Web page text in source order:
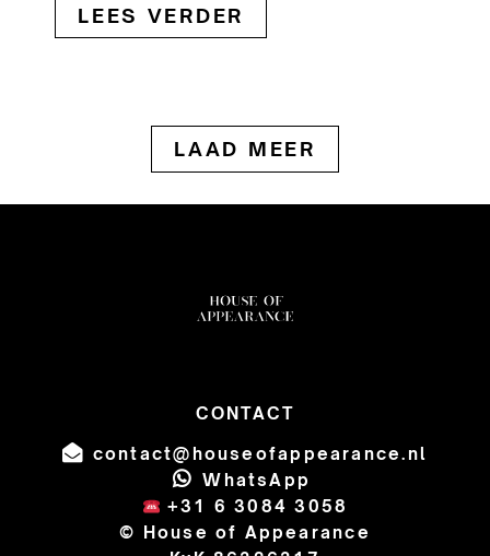
LEES VERDER
LAAD MEER
CONTACT
contact@houseofappearance.nl
WhatsApp
+31 6 3084 3058
© House of Appearance